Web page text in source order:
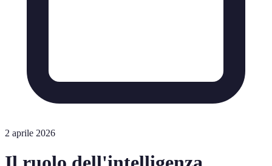
2 aprile 2026